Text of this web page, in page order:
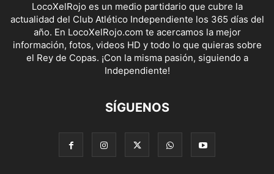
LocoXelRojo es un medio partidario que cubre la
actualidad del Club Atlético Independiente los 365 días del
año. En LocoXelRojo.com te acercamos la mejor
información, fotos, videos HD y todo lo que quieras sobre
el Rey de Copas. ¡Con la misma pasión, siguiendo a
Independiente!
SÍGUENOS